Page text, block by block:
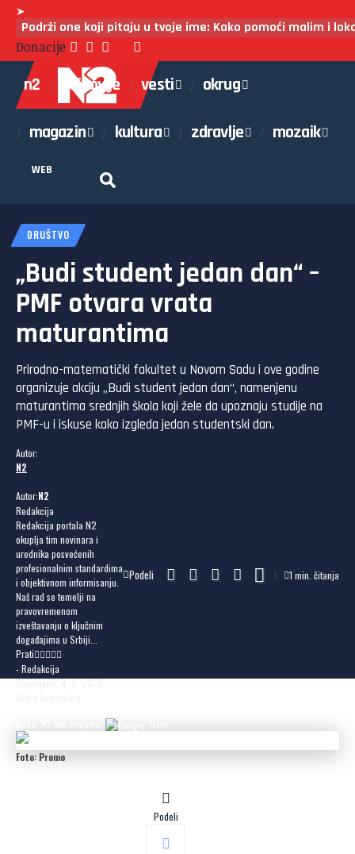
➤
Podrži one koji pitaju u tvoje ime: Kako pomoći malim i
Donacije
n2 najnovije vesti okrug
magazin kultura zdravlje mozaik
WEB
DRUŠTVO
„Budi student jedan dan“ –
PMF otvara vrata
maturantima
Prirodno-matematički fakultet u Novom Sadu i ove godine
organizuje akciju „Budi student jedan dan“, namenjenu
maturantima srednjih škola koji žele da upoznaju studije na
PMF-u i iskuse kako izgleda jedan studentski dan.
Autor:
N2
Autor:N2
Redakcija
Redakcija portala N2
okuplja tim novinara i
urednika posvećenih
profesionalnim standardima
i objektivnom informisanju.
Naš rad se temelji na
pravovremenom
izveštavanju o ključnim
događajima u Srbiji...
Prati
- Redakcija
Objavljeno: 4. 2. 2026.
Podeli 1 min. čitanja
Foto: Promo
Podeli